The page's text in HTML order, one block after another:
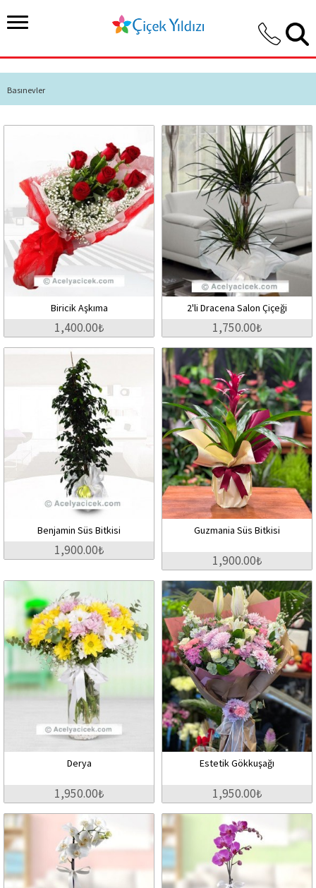
Basınevler
Biricik Aşkıma
1,400.00₺
2'li Dracena Salon Çiçeği
1,750.00₺
Benjamin Süs Bitkisi
1,900.00₺
Guzmania Süs Bitkisi
1,900.00₺
Derya
1,950.00₺
Estetik Gökkuşağı
1,950.00₺